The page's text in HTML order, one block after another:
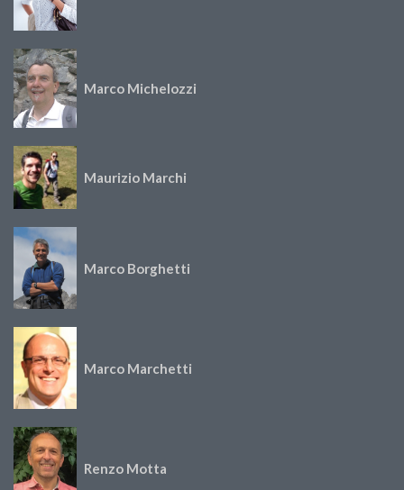
Marco Michelozzi
Maurizio Marchi
Marco Borghetti
Marco Marchetti
Renzo Motta